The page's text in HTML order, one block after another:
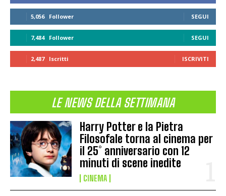
5,056 Follower SEGUI
7,484 Follower SEGUI
2,487 Iscritti ISCRIVITI
LE NEWS DELLA SETTIMANA
Harry Potter e la Pietra
Filosofale torna al cinema per
il 25° anniversario con 12
minuti di scene inedite
CINEMA